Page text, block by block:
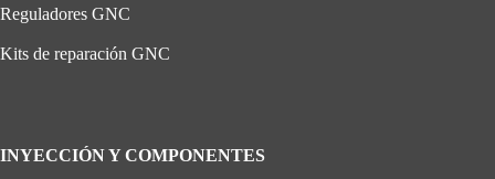
Reguladores GNC
Kits de reparación GNC
INYECCIÓN Y COMPONENTES